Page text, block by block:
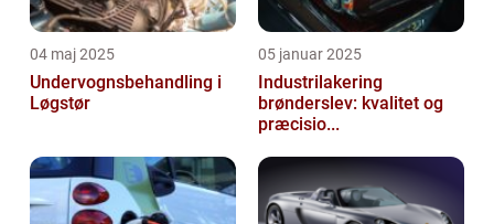
04 maj 2025
Undervognsbehandling i
Løgstør
05 januar 2025
Industrilakering
brønderslev: kvalitet og
præcisio...